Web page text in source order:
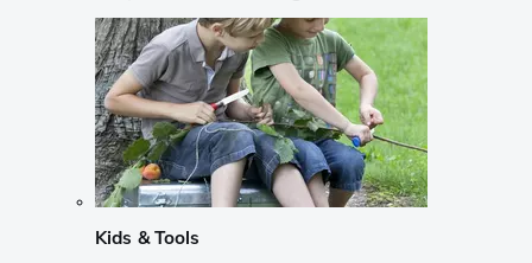
Kids & Tools